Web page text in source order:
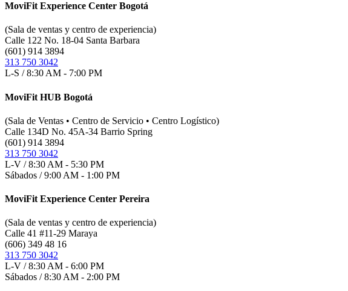
MoviFit Experience Center Bogotá
(Sala de ventas y centro de experiencia)
Calle 122 No. 18-04 Santa Barbara
(601) 914 3894
313 750 3042
L-S / 8:30 AM - 7:00 PM
MoviFit HUB Bogotá
(Sala de Ventas • Centro de Servicio • Centro Logístico)
Calle 134D No. 45A-34 Barrio Spring
(601) 914 3894
313 750 3042
L-V / 8:30 AM - 5:30 PM
Sábados / 9:00 AM - 1:00 PM
MoviFit Experience Center Pereira
(Sala de ventas y centro de experiencia)
Calle 41 #11-29 Maraya
(606) 349 48 16
313 750 3042
L-V / 8:30 AM - 6:00 PM
Sábados / 8:30 AM - 2:00 PM